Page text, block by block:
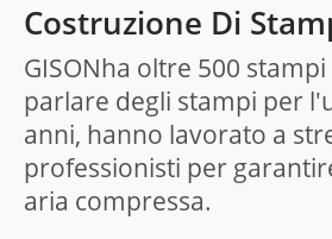
Costruzione Di
GISONha oltre 500
parlare degli stampi per
anni, hanno lavorato a
professionisti per
aria compressa.